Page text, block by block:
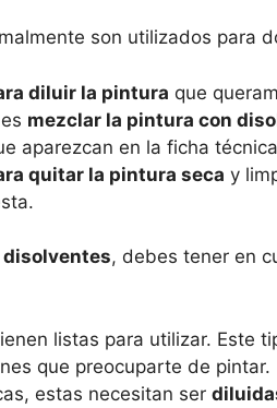
son utilizados para
diluir la pintura que
mezclar la pintura con
aparezcan en la ficha
quitar la pintura seca y
disolventes, debes tener en
listas para utilizar. Este
que preocuparte de pintar.
estas necesitan ser